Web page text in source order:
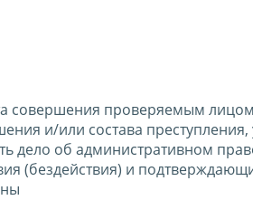
совершения проверяемым лицом
и/или состава
дело об административном
(бездействия) и